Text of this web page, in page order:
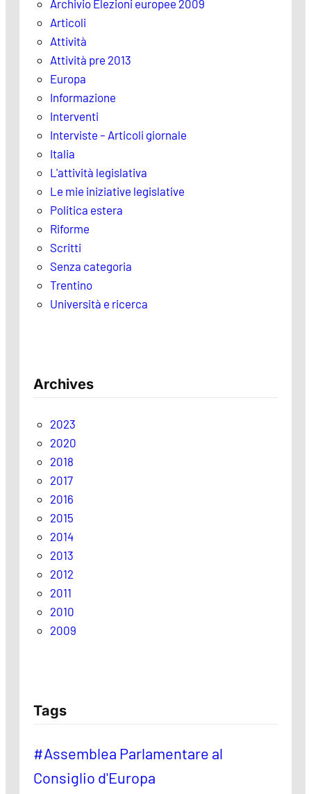
Archivio Elezioni europee 2009
Articoli
Attività
Attività pre 2013
Europa
Informazione
Interventi
Interviste – Articoli giornale
Italia
L'attività legislativa
Le mie iniziative legislative
Politica estera
Riforme
Scritti
Senza categoria
Trentino
Università e ricerca
Archives
2023
2020
2018
2017
2016
2015
2014
2013
2012
2011
2010
2009
Tags
#Assemblea Parlamentare al
Consiglio d'Europa